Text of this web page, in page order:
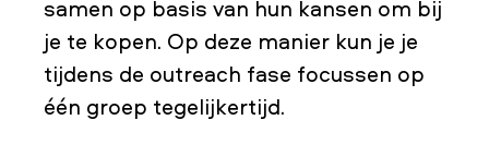
samen op basis van hun kansen om bij
je te kopen. Op deze manier kun je je
tijdens de outreach fase focussen op
één groep tegelijkertijd.